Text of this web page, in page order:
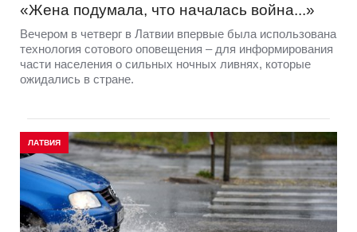
«Жена подумала, что началась война...»
Вечером в четверг в Латвии впервые была использована
технология сотового оповещения – для информирования
части населения о сильных ночных ливнях, которые
ожидались в стране.
ЛАТВИЯ